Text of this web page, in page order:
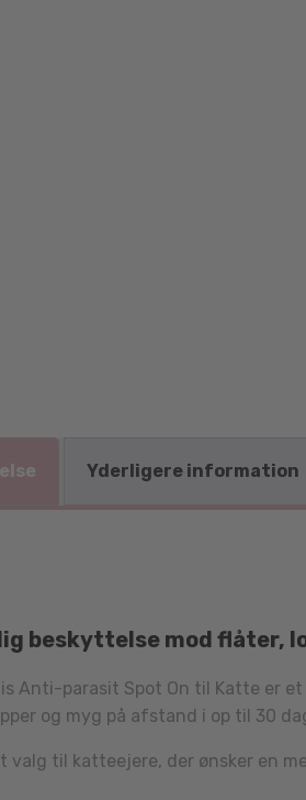
Yderligere information
beskyttelse mod flåter,
Anti-parasit Spot On til Katte er
og myg på afstand i op til 30
valg til katteejere, der ønsker en